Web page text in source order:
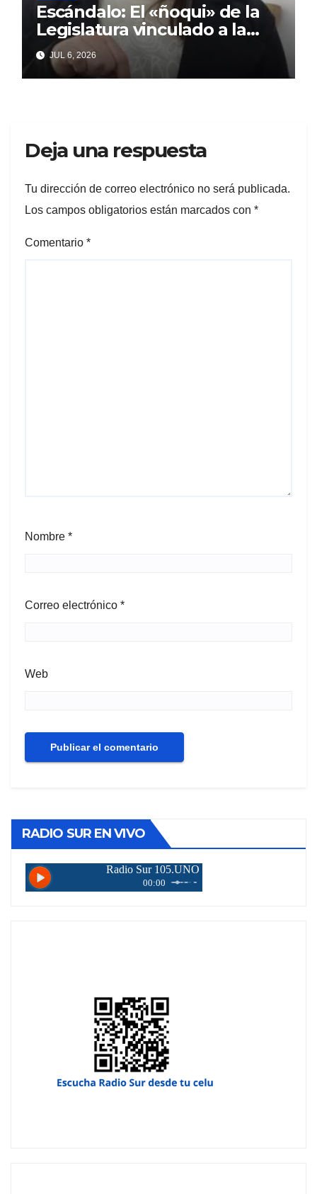
Escándalo: El «ñoqui» de la
Legislatura vinculado a la
concejal libertaria no quiere
soltar al «ESTADO»
JUL 6, 2026
Deja una respuesta
Tu dirección de correo electrónico no será publicada.
Los campos obligatorios están marcados con *
Comentario *
Nombre *
Correo electrónico *
Web
RADIO SUR EN VIVO